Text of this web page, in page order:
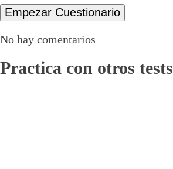
No hay comentarios
Practica con otros tests